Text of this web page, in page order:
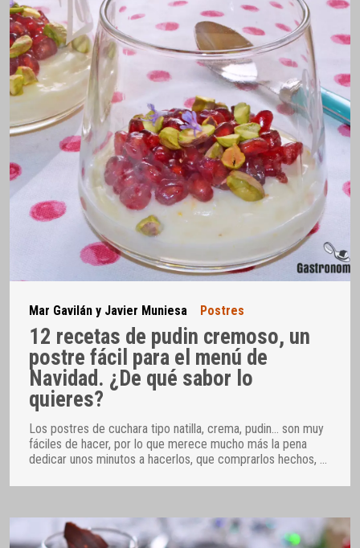
Mar Gavilán y Javier Muniesa Postres
12 recetas de pudin cremoso, un
postre fácil para el menú de
Navidad. ¿De qué sabor lo
quieres?
Los postres de cuchara tipo natilla, crema, pudin… son muy
fáciles de hacer, por lo que merece mucho más la pena
dedicar unos minutos a hacerlos, que comprarlos hechos, …